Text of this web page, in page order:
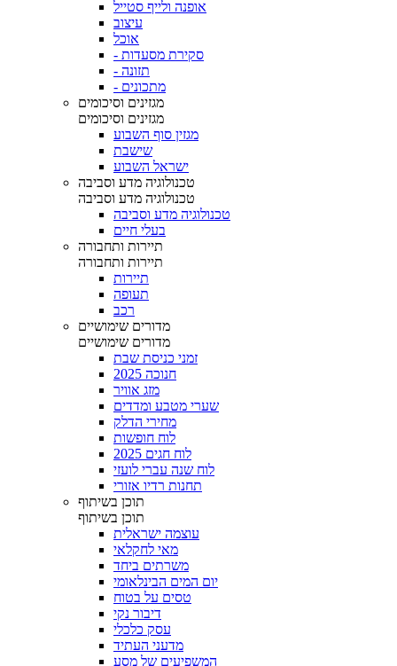
אופנה ולייף סטייל
עיצוב
אוכל
- סקירת מסעדות
- תזונה
- מתכונים
מגזינים וסיכומים
מגזינים וסיכומים
מגזין סוף השבוע
שישבת
ישראל השבוע
טכנולוגיה מדע וסביבה
טכנולוגיה מדע וסביבה
טכנולוגיה מדע וסביבה
בעלי חיים
תיירות ותחבורה
תיירות ותחבורה
תיירות
תעופה
רכב
מדורים שימושיים
מדורים שימושיים
זמני כניסת שבת
חנוכה 2025
מזג אוויר
שערי מטבע ומדדים
מחירי הדלק
לוח חופשות
לוח חגים 2025
לוח שנה עברי לועזי
תחנות רדיו אזורי
תוכן בשיתוף
תוכן בשיתוף
עוצמה ישראלית
מאי לחקלאי
משרתים ביחד
יום המים הבינלאומי
טסים על בטוח
דיבור נקי
עסק כלכלי
מדעני העתיד
המשפיעים של מסע